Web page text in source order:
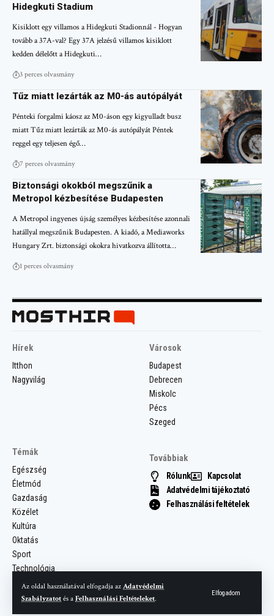
Az oldal használatával elfogadja az Adatvédelmi
Szabályzatot és a Felhasználási Feltételeket.
Elfogadom
Hidegkuti Stadium
Kisiklott egy villamos a Hidegkuti Stadionnál - Hogyan
tovább a 37A-val? Egy 37A jelzésű villamos kisiklott
kedden délelőtt a Hidegkuti…
3 perces olvasmány
Tűz miatt lezárták az M0-ás autópályát
Pénteki forgalmi káosz az M0-áson egy kigyulladt busz
miatt Tűz miatt lezárták az M0-ás autópályát Péntek
reggel egy teljesen égő…
7 perces olvasmány
Biztonsági okokból megszűnik a
Metropol kézbesítése Budapesten
A Metropol ingyenes újság személyes kézbesítése azonnali
hatállyal megszűnik Budapesten. A kiadó, a Mediaworks
Hungary Zrt. biztonsági okokra hivatkozva állította…
1 perces olvasmány
Hírek
Itthon
Nagyvilág
Városok
Budapest
Debrecen
Miskolc
Pécs
Szeged
Témák
Egészség
Életmód
Gazdaság
Közélet
Kultúra
Oktatás
Sport
Technológia
Továbbiak
Rólunk
Kapcsolat
Adatvédelmi tájékoztató
Felhasználási feltételek
© 2025 Most Hír. Minden jog fenntartva.